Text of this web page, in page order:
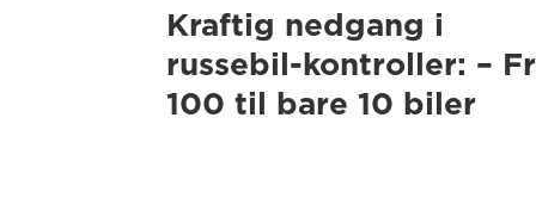
Kraftig nedgang i
russebil-kontroller: –
100 til bare 10 biler